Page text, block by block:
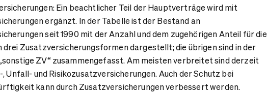
Ein beachtlicher Teil der Hauptverträge wird mit
ergänzt. In der Tabelle ist der Bestand an
seit 1990 mit der Anzahl und dem zugehörigen Anteil für die
drei Zusatzversicherungsformen dargestellt; die übrigen sind in der
ZV“ zusammengefasst. Am meisten verbreitet sind derzeit
Unfall- und Risikozusatzversicherungen. Auch der Schutz bei
kann durch Zusatzversicherungen verbessert werden.